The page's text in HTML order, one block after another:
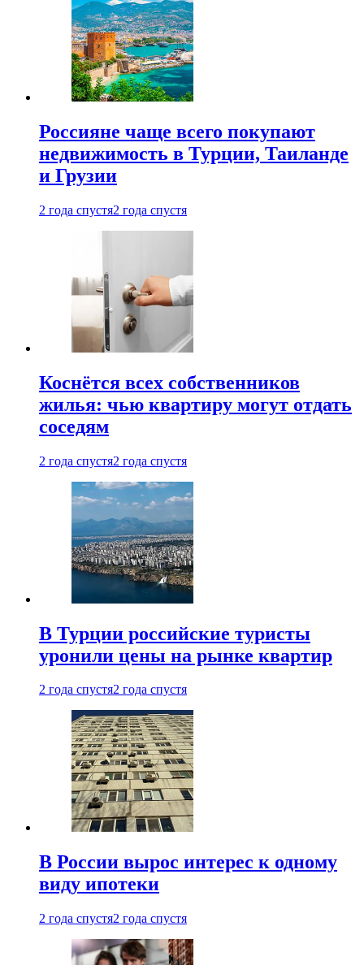
Россияне чаще всего покупают
недвижимость в Турции, Таиланде
и Грузии
2 года спустя2 года спустя
Коснётся всех собственников
жилья: чью квартиру могут отдать
соседям
2 года спустя2 года спустя
В Турции российские туристы
уронили цены на рынке квартир
2 года спустя2 года спустя
В России вырос интерес к одному
виду ипотеки
2 года спустя2 года спустя